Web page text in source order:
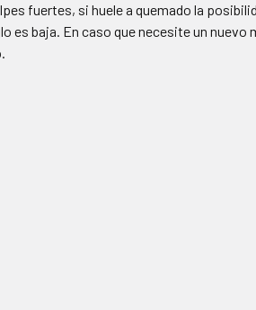
fuertes, si huele a quemado la
es baja. En caso que necesite un